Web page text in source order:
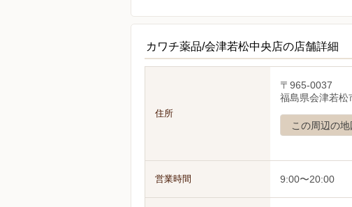
カワチ薬品/会津若松中央店の店舗詳細
住所
〒965-0037
福島県会津若松
この周辺の
営業時間 9:00〜20:00